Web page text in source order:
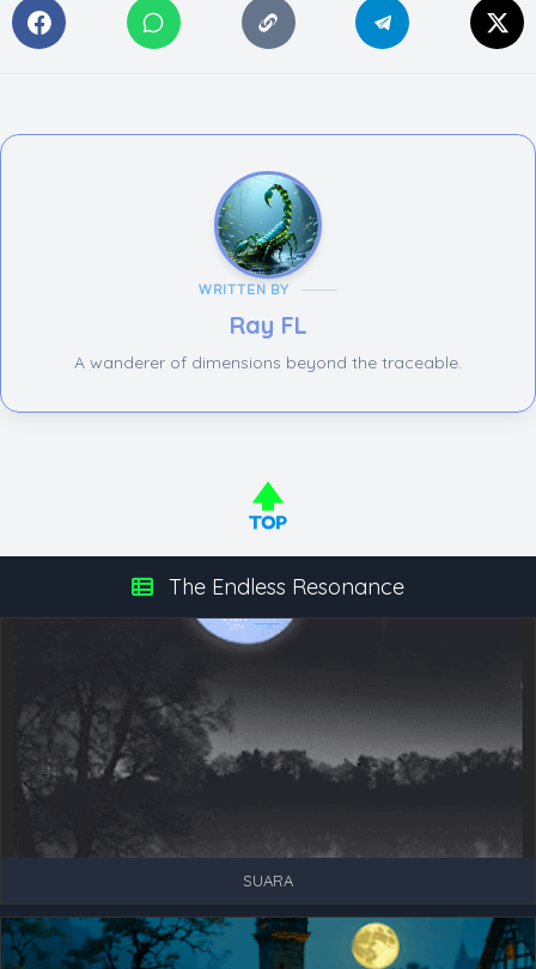
WRITTEN BY
Ray FL
A wanderer of dimensions beyond the traceable.
The Endless Resonance
SUARA